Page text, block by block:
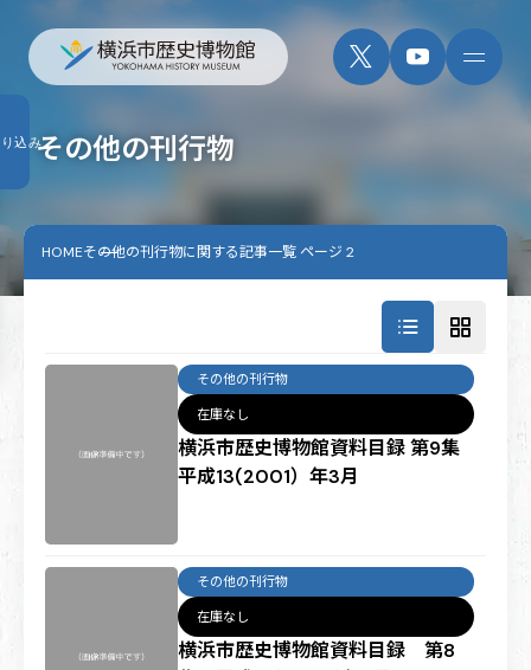
その他の刊行物
HOMEその他の刊行物に関する記事一覧 ページ 2
横浜市歴史博物館資料目録 第9集
平成13(2001）年3月
その他の刊行物
在庫なし
横浜市歴史博物館資料目録 第8
その他の刊行物
在庫なし
込み